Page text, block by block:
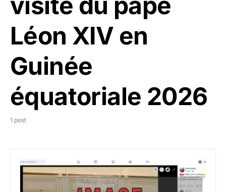
Léon XIV en
Guinée
équatoriale 2026
1 post